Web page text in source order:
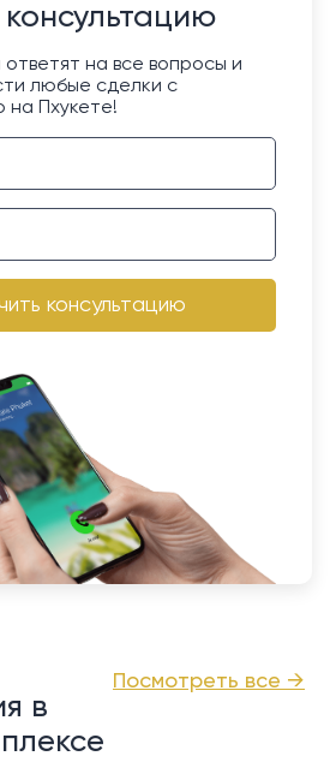
консультацию
на все вопросы и
любые сделки с
на Пхукете!
консультацию
Посмотреть все →
в